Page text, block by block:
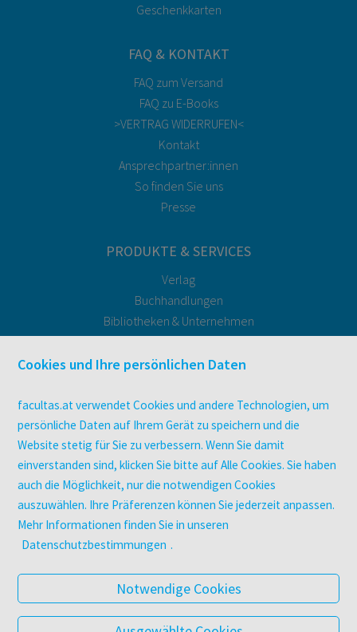
Geschenkkarten
FAQ & KONTAKT
FAQ zum Versand
FAQ zu E-Books
>VERTRAG WIDERRUFEN<
Kontakt
Ansprechpartner:innen
So finden Sie uns
Presse
PRODUKTE & SERVICES
Verlag
Buchhandlungen
Bibliotheken & Unternehmen
facultas Bindeservice
Druckerei facultas druckt.
Zeitschriften
Digitale Angebote
UNTERNEHMEN
Über facultas
facultas Kooperationen
Datenschutz & Cookies
AGB
Barrierefreiheit
Cookies und Ihre persönlichen Daten
facultas.at verwendet Cookies und andere Technologien, um
persönliche Daten auf Ihrem Gerät zu speichern und die
Website stetig für Sie zu verbessern. Wenn Sie damit
einverstanden sind, klicken Sie bitte auf Alle Cookies. Sie haben
auch die Möglichkeit, nur die notwendigen Cookies
auszuwählen. Ihre Präferenzen können Sie jederzeit anpassen.
Mehr Informationen finden Sie in unseren
Datenschutzbestimmungen .
Notwendige Cookies